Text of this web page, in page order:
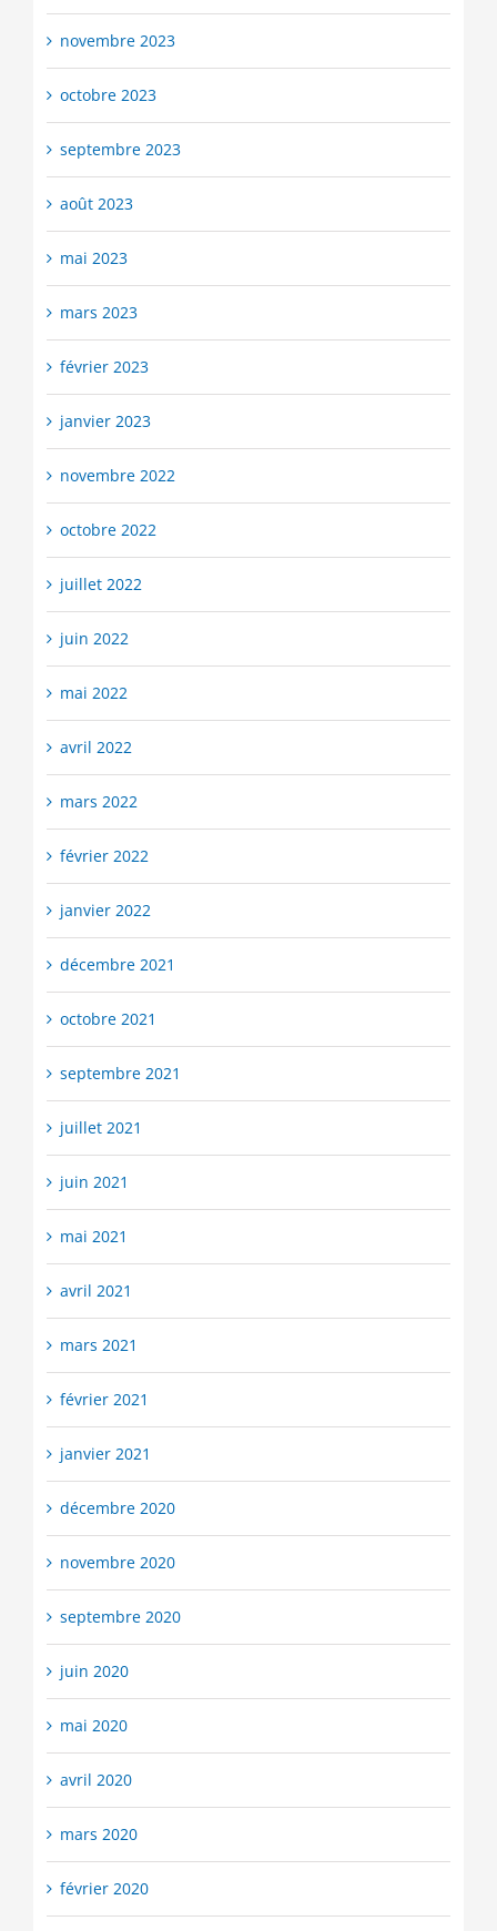
novembre 2023
octobre 2023
septembre 2023
août 2023
mai 2023
mars 2023
février 2023
janvier 2023
novembre 2022
octobre 2022
juillet 2022
juin 2022
mai 2022
avril 2022
mars 2022
février 2022
janvier 2022
décembre 2021
octobre 2021
septembre 2021
juillet 2021
juin 2021
mai 2021
avril 2021
mars 2021
février 2021
janvier 2021
décembre 2020
novembre 2020
septembre 2020
juin 2020
mai 2020
avril 2020
mars 2020
février 2020